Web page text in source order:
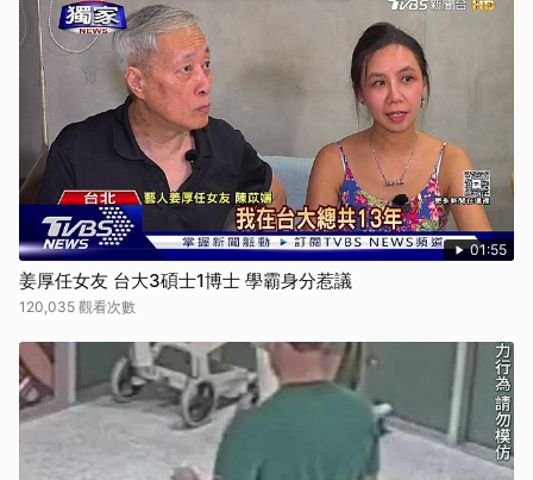
01:55
姜厚任女友 台大3碩士1博士 學霸身分惹議
120,035 觀看次數